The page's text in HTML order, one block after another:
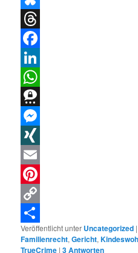
Bluesky
Threads
Facebook
LinkedIn
WhatsApp
Threema
Messenger
XING
Email
Pinterest
Copy
Link
Teilen
Veröffentlicht unter Uncategorized
Familienrecht,Gericht,
TrueCrime |3Antworten